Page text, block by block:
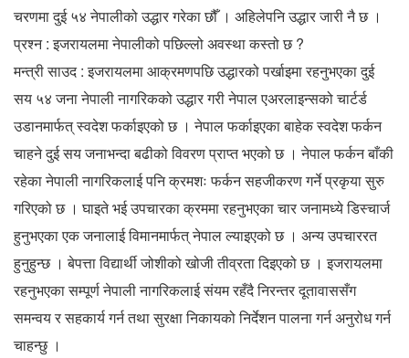
चरणमा दुई ५४ नेपालीको उद्धार गरेका छौँ । अहिलेपनि उद्धार जारी नै छ ।
प्रश्न : इजरायलमा नेपालीको पछिल्लो अवस्था कस्तो छ ?
मन्त्री साउद : इजरायलमा आक्रमणपछि उद्धारको पर्खाइमा रहनुभएका दुई
सय ५४ जना नेपाली नागरिकको उद्धार गरी नेपाल एअरलाइन्सको चार्टर्ड
उडानमार्फत् स्वदेश फर्काइएको छ । नेपाल फर्काइएका बाहेक स्वदेश फर्कन
चाहने दुई सय जनाभन्दा बढीको विवरण प्राप्त भएको छ । नेपाल फर्कन बाँकी
रहेका नेपाली नागरिकलाई पनि क्रमशः फर्कन सहजीकरण गर्ने प्रकृया सुरु
गरिएको छ । घाइते भई उपचारका क्रममा रहनुभएका चार जनामध्ये डिस्चार्ज
हुनुभएका एक जनालाई विमानमार्फत् नेपाल ल्याइएको छ । अन्य उपचाररत
हुनुहुन्छ । बेपत्ता विद्यार्थी जोशीको खोजी तीव्रता दिइएको छ । इजरायलमा
रहनुभएका सम्पूर्ण नेपाली नागरिकलाई संयम रहँदै निरन्तर दूतावाससँग
समन्वय र सहकार्य गर्न तथा सुरक्षा निकायको निर्देशन पालना गर्न अनुरोध गर्न
चाहन्छु ।